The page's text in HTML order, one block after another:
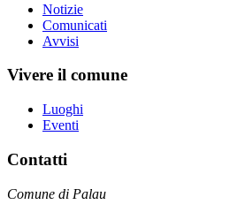
Notizie
Comunicati
Avvisi
Vivere il comune
Luoghi
Eventi
Contatti
Comune di Palau